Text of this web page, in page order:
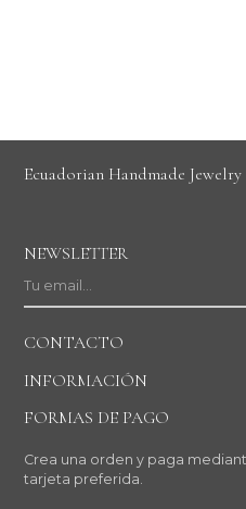
Ecuadorian Handmade Jewelry
NEWSLETTER
CONTACTO
INFORMACIÓN
FORMAS DE PAGO
Crea una orden y paga
tarjeta preferida.